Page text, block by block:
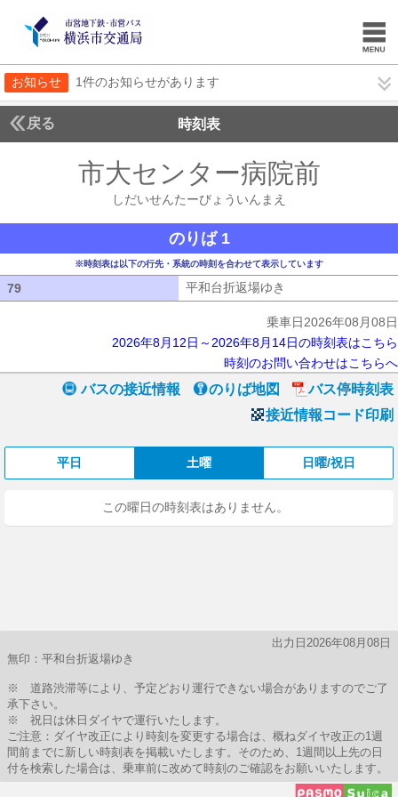
お知らせ 1件のお知らせがあります
戻る 時刻表
市大センター病院前
しだいせんたーびょういんまえ
のりば 1
※時刻表は以下の行先・系統の時刻を合わせて表示しています
79 平和台折返場ゆき
乗車日2026年08月08日
2026年8月12日～2026年8月14日の時刻表はこちら
時刻のお問い合わせはこちらへ
バスの接近情報 のりば地図
バス停時刻表
接近情報コード印刷
平日 土曜 日曜/祝日
この曜日の時刻表はありません。
出力日2026年08月08日
無印：平和台折返場ゆき
※ 道路渋滞等により、予定どおり運行できない場合がありますのでご了
承下さい。
※ 祝日は休日ダイヤで運行いたします。
ご注意：ダイヤ改正により時刻を変更する場合は、概ねダイヤ改正の1週
間前までに新しい時刻表を掲載いたします。そのため、1週間以上先の日
付を検索した場合は、乗車前に改めて時刻のご確認をお願いいたします。